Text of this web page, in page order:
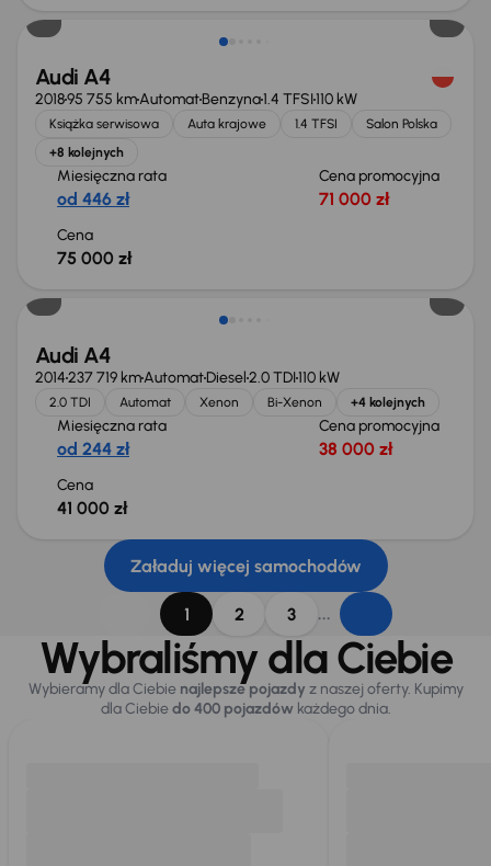
Audi A4
201895 755 kmAutomatBenzyna1.4 TFSI110 kW
Książka serwisowa Auta krajowe 1.4 TFSI
Salon Polska
+8 kolejnych
Miesięczna rata
od 446 zł
Cena promocyjna
71 000 zł
Cena
75 000 zł
Audi A4
2014237 719 kmAutomatDiesel2.0 TDI110 kW
2.0 TDI Automat Xenon Bi-Xenon +4 kolejnych
Miesięczna rata
od 244 zł
Cena promocyjna
38 000 zł
Cena
41 000 zł
Załaduj więcej samochodów
1 2 3 ...
Wybraliśmy dla Ciebie
Wybieramy dla Ciebie najlepsze pojazdy z naszej oferty. Kupimy
dla Ciebiedo 400 pojazdówkażdego dnia.